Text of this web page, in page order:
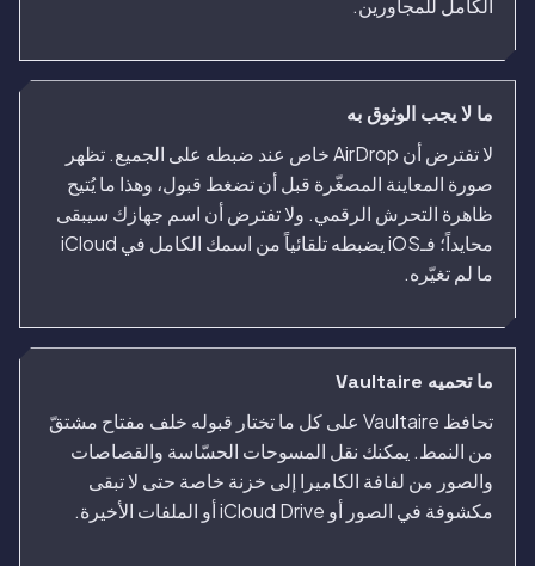
الكامل للمجاورين.
ما لا يجب الوثوق به
لا تفترض أن AirDrop خاص عند ضبطه على الجميع. تظهر
صورة المعاينة المصغّرة قبل أن تضغط قبول، وهذا ما يُتيح
ظاهرة التحرش الرقمي. ولا تفترض أن اسم جهازك سيبقى
محايداً؛ فـiOS يضبطه تلقائياً من اسمك الكامل في iCloud
ما لم تغيّره.
ما تحميه Vaultaire
تحافظ Vaultaire على كل ما تختار قبوله خلف مفتاح مشتقّ
من النمط. يمكنك نقل المسوحات الحسّاسة والقصاصات
والصور من لفافة الكاميرا إلى خزنة خاصة حتى لا تبقى
مكشوفة في الصور أو iCloud Drive أو الملفات الأخيرة.